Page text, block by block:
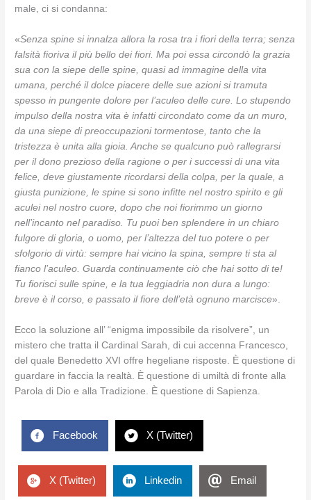
male, ci si condanna:
«Senza spine si innalza allora la rosa tra i fiori della terra; senza
falsità fioriva il più bello dei fiori. Ma poi essa circondò la grazia
sua con la siepe delle spine, quasi ad immagine della vita
umana, perché il dolce piacere delle sue azioni si tramuta
spesso in pungente dolore per l’aculeo delle cure. Lo stupendo
impulso della nostra vita è infatti circondato come da un muro,
da una siepe di preoccupazioni tormentose, tanto che la
tristezza è unita alla gioia. Anche se qualcuno può rallegrarsi
per il dono prezioso della ragione o per i successi di una vita
felice, deve giustamente ricordarsi della colpa, per la quale, a
giusta punizione, le spine si sono infitte nel nostro spirito e gli
aculei nel nostro cuore, dopo che noi fiorimmo un giorno
nell’incanto nel paradiso. Tu puoi ben splendere in un chiaro
fulgore di gloria, o uomo, per l’altezza del tuo potere o per
sfolgorio di virtù: sempre hai vicino la spina, sempre ti sta al
fianco l’aculeo. Guarda continuamente ciò che hai sotto di te!
Tu fiorisci sulle spine, e la tua leggiadria non dura a lungo:
breve è il corso, e passato il fiore dell’età ognuno marcisce».
Ecco la soluzione all’ “enigma impossibile da risolvere”, un
mistero che tratta il Cardinal Sarah, di cui accenna Francesco,
del quale Benedetto XVI offre hegeliane risposte. È questione di
guardare in faccia la realtà. È questione di umiltà di fronte alla
Parola di Dio e alla Tradizione. È questione di Sapienza.
Facebook X (Twitter)
X (Twitter) Linkedin Email